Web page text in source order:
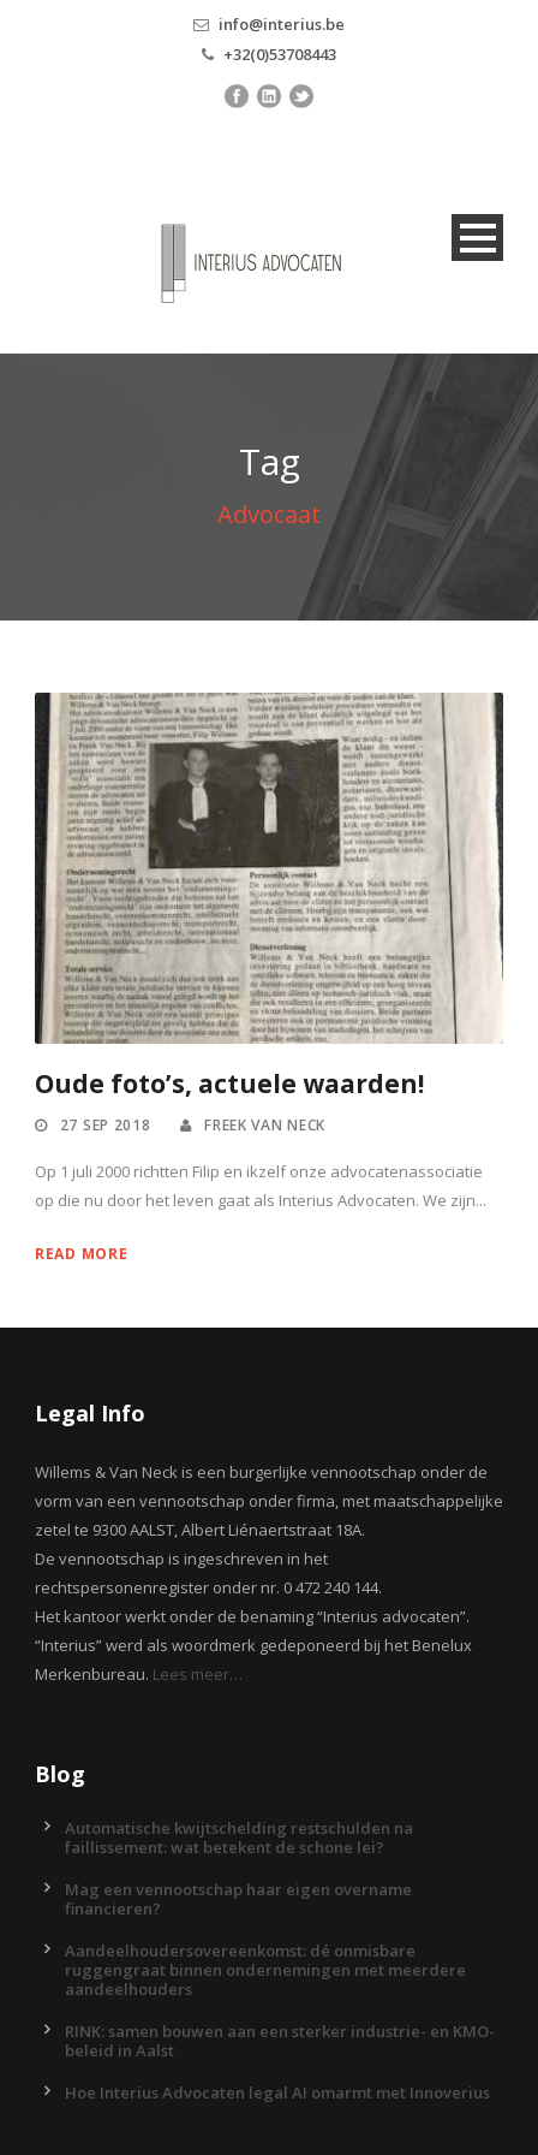
info@interius.be
+32(0)53708443
Tag
Advocaat
Oude foto’s, actuele waarden!
27 SEP 2018 FREEK VAN NECK
Op 1 juli 2000 richtten Filip en ikzelf onze advocatenassociatie
op die nu door het leven gaat als Interius Advocaten. We zijn...
READ MORE
Legal Info
Willems & Van Neck is een burgerlijke vennootschap onder de
vorm van een vennootschap onder firma, met maatschappelijke
zetel te 9300 AALST, Albert Liénaertstraat 18A.
De vennootschap is ingeschreven in het
rechtspersonenregister onder nr. 0 472 240 144.
Het kantoor werkt onder de benaming “Interius advocaten”.
“Interius” werd als woordmerk gedeponeerd bij het Benelux
Merkenbureau. Lees meer…
Blog
Automatische kwijtschelding restschulden na
faillissement: wat betekent de schone lei?
Mag een vennootschap haar eigen overname
financieren?
Aandeelhoudersovereenkomst: dé onmisbare
ruggengraat binnen ondernemingen met meerdere
aandeelhouders
RINK: samen bouwen aan een sterker industrie- en KMO-
beleid in Aalst
Hoe Interius Advocaten legal AI omarmt met Innoverius